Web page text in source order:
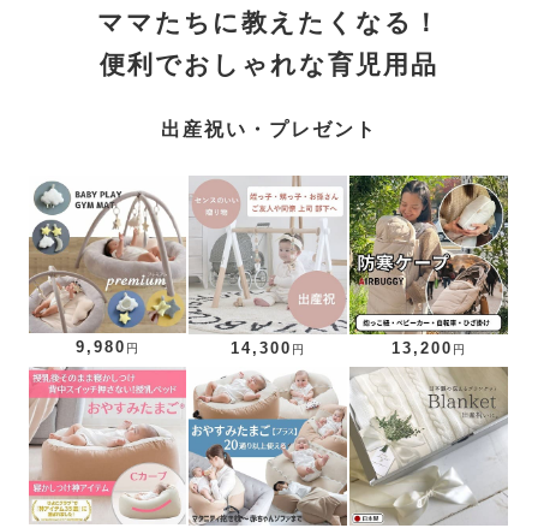
ママたちに教えたくなる！
便利でおしゃれな育児用品
出産祝い・プレゼント
9,980 円 14,300 円 13,200 円